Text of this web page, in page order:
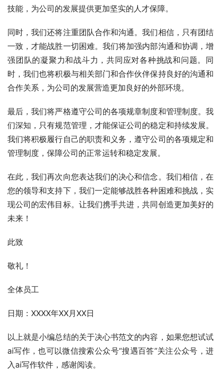
技能，为公司的发展提供更加坚实的人才保障。
同时，我们还将注重团队合作和沟通。我们相信，只有团结
一致，才能战胜一切困难。我们将加强内部沟通和协调，增
强团队的凝聚力和战斗力，共同应对各种挑战和问题。同
时，我们也将积极与相关部门和合作伙伴保持良好的沟通和
合作关系，为公司的发展营造更加良好的外部环境。
最后，我们将严格遵守公司的各项规章制度和管理制度。我
们深知，只有规范管理，才能保证公司的稳定和持续发展。
我们将积极履行自己的职责和义务，遵守公司的各项规定和
管理制度，保障公司的正常运转和稳定发展。
在此，我们再次向您表达我们的决心和信念。我们相信，在
您的领导和支持下，我们一定能够战胜各种困难和挑战，实
现公司的宏伟目标。让我们携手共进，共同创造更加美好的
未来！
此致
敬礼！
全体员工
日期：XXXX年XX月XX日
以上就是小编总结的关于决心书范文的内容，如果您想试试
ai写作，也可以微信搜索公众号“搜遇百答”关注公众号，进
入ai写作软件，感谢阅读。